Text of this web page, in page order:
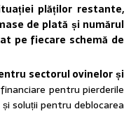
plăților restante,
de plată și numărul
pe fiecare schemă de
sectorul ovinelor și
pentru pierderile
soluții pentru deblocarea